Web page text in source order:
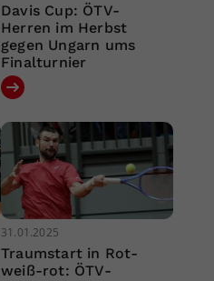
Davis Cup: ÖTV-
Herren im Herbst
gegen Ungarn ums
Finalturnier
31.01.2025
Traumstart in Rot-
weiß-rot: ÖTV-